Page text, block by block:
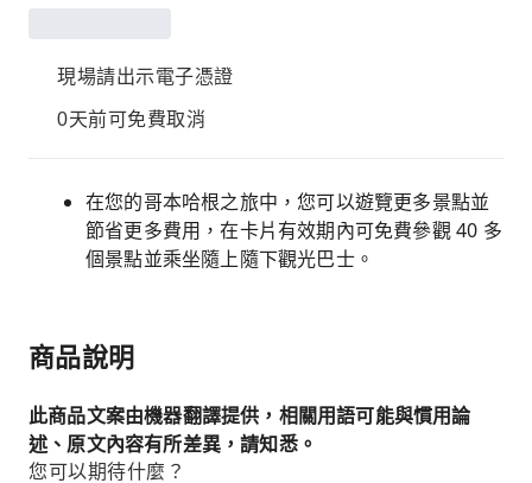
現場請出示電子憑證
0天前可免費取消
在您的哥本哈根之旅中，您可以遊覽更多景點並
節省更多費用，在卡片有效期內可免費參觀 40 多
個景點並乘坐隨上隨下觀光巴士。
商品說明
此商品文案由機器翻譯提供，相關用語可能與慣用論
述、原文內容有所差異，請知悉。
您可以期待什麼？